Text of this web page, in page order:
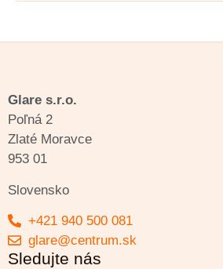
Glare s.r.o.
Poľná 2
Zlaté Moravce
953 01
Slovensko
+421 940 500 081
glare@centrum.sk
Sledujte nás